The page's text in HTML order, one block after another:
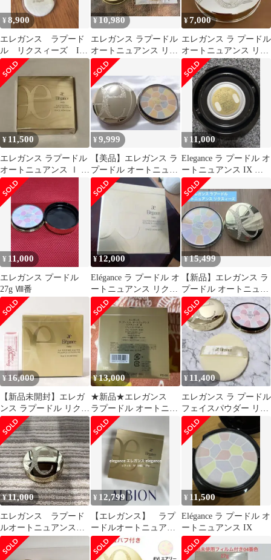
¥8,900
エレガンス ラプード
ル リクスィーズ I
27g
¥ 10,980
エレガンス ラプードル
オートニュアンス リク
スィーズ I 27g
¥7,000
エレガンス ラ プードル
オートニュアンス リク
スィーズⅤ
¥ 11,500
エレガンス ラプードル
オートニュアンス Ⅰ 01
フェイスパウダー
¥9,999
​【美品】エレガンス ラ
プードル オートニュア
ンス リクスィーズ III
¥ 11,000
Elegance ラ プードル オ
ートニュアンス IX レ
フィル
¥ 11,000
エレガンス プードル
27g Ⅷ番
¥ 12,000
Elégance ラ プードル オ
ートニュアンス リクス
ィーズ レフィル
¥15,499
【新品】エレガンス ラ
プードル オートニュア
ンス リクスィーズⅠ ア
ルビオン
¥16,000
【新品未開封】エレガ
ンス ラプードル リクス
ィーズ I （2aNおまけ
付）
¥13,000
★新品★エレガンス
ラプードル オートニュ
アンス リクスィーズ
III
¥ 11,400
エレガンス ラ プードル
フェイスパウダー リク
スィーズ VIII
¥11,000
エレガンス ラプード
ルオートニュアンス
リクスィーズⅠ
¥ 12,799
【エレガンス】 ラプ
ードルオートニュアン
スリクスィーズⅣフェ
イスパウダー4番詰替
¥ 11,500
Elégance ラ プードル オ
ートニュアンス IX